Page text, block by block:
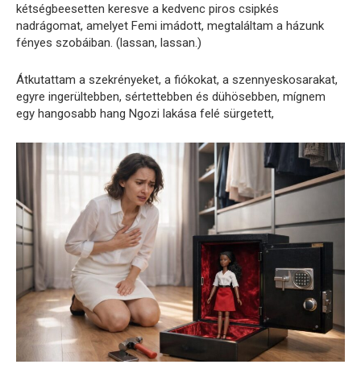
kétségbeesetten keresve a kedvenc piros csipkés
nadrágomat, amelyet Femi imádott, megtaláltam a házunk
fényes szobáiban. (lassan, lassan.)
Átkutattam a szekrényeket, a fiókokat, a szennyeskosarakat,
egyre ingerültebben, sértettebben és dühösebben, mígnem
egy hangosabb hang Ngozi lakása felé sürgetett,